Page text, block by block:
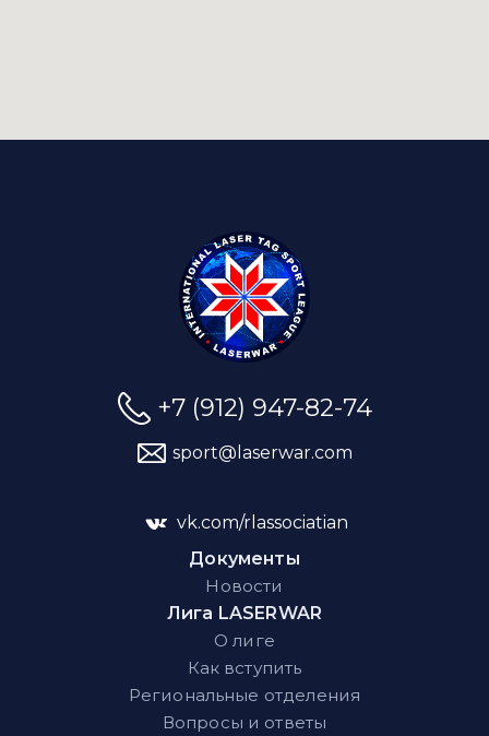
+7 (912) 947-82-74
sport@laserwar.com
vk.com/rlassociatian
Документы
Новости
Лига LASERWAR
О лиге
Как вступить
Региональные отделения
Вопросы и ответы